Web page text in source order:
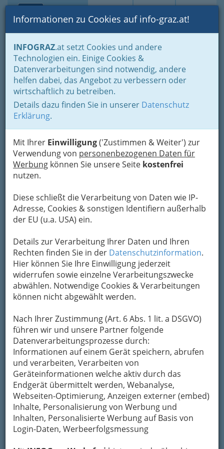
Suche Login Toggle
Informationen zu Cookies auf info-graz.at!
INFOGRAZ.at setzt Cookies und andere
Technologien ein. Einige Cookies &
Datenverarbeitungen sind notwendig, andere
helfen dabei, das Angebot zu verbessern oder
wirtschaftlich zu betreiben.
Details dazu finden Sie in unserer Datenschutz
Erklärung.
Mit Ihrer Einwilligung('Zustimmen & Weiter') zur
Verwendung von personenbezogenen Daten für
Werbung können Sie unsere Seite kostenfrei
nutzen.
Diese schließt die Verarbeitung von Daten wie IP-
Adresse, Cookies & sonstigen Identifiern außerhalb
der EU (u.a. USA) ein.
Details zur Verarbeitung Ihrer Daten und Ihren
Rechten finden Sie in der Datenschutzinformation.
Hier können Sie Ihre Einwilligung jederzeit
widerrufen sowie einzelne Verarbeitungszwecke
abwählen. Notwendige Cookies & Verarbeitungen
können nicht abgewählt werden.
Nach Ihrer Zustimmung (Art. 6 Abs. 1 lit. a DSGVO)
führen wir und unsere Partner folgende
Datenverarbeitungsprozesse durch:
Informationen auf einem Gerät speichern, abrufen
und verarbeiten, Verarbeiten von
Geräteinformationen welche aktiv durch das
Endgerät übermittelt werden, Webanalyse,
Webseiten-Optimierung, Anzeigen externer (embed)
Inhalte, Personalisierung von Werbung und
Inhalten, Personalisierte Werbung auf Basis von
Login-Daten, Werbeerfolgsmessung
Home Branchen Kultur Kulturelle Zentren
KiStL Hinterhoftheater –
Komödianten in St.
Leonhard - Prinzipalin Mag.ª
Eva Schäffer-Orgler
Rechbauerstraße 63 a, 8010 Graz
+43 676 9360 601
+43 664 5049 855
Komödianten inSt. Leonhard, kurz auch
KiStL
genannt, nehmen seit 1991 einen festen Platz in
der steirischen Theaterszene und der Grazer
Auf dem Spielplan desKiStL -Ensembles stehen
neben Boulevard, Komödien und Krimis
Klassiker der Theatergeschichte.
Wie kommt eine
Theatergruppe zum